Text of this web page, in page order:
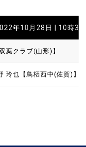
年10月28日 | 10時30
葉クラブ(山形)】
玲也【鳥栖西中(佐賀)】